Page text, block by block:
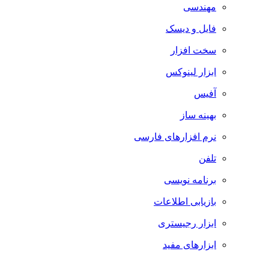
مهندسی
فایل و دیسک
سخت افزار
ابزار لینوکس
آفیس
بهینه ساز
نرم افزارهای فارسی
تلفن
برنامه نویسی
بازیابی اطلاعات
ابزار رجیستری
ابزارهای مفید